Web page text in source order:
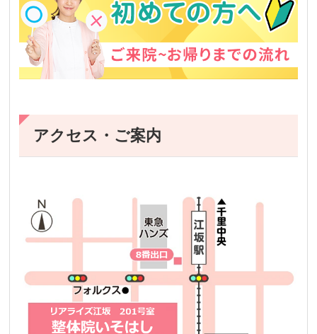
アクセス・ご案内